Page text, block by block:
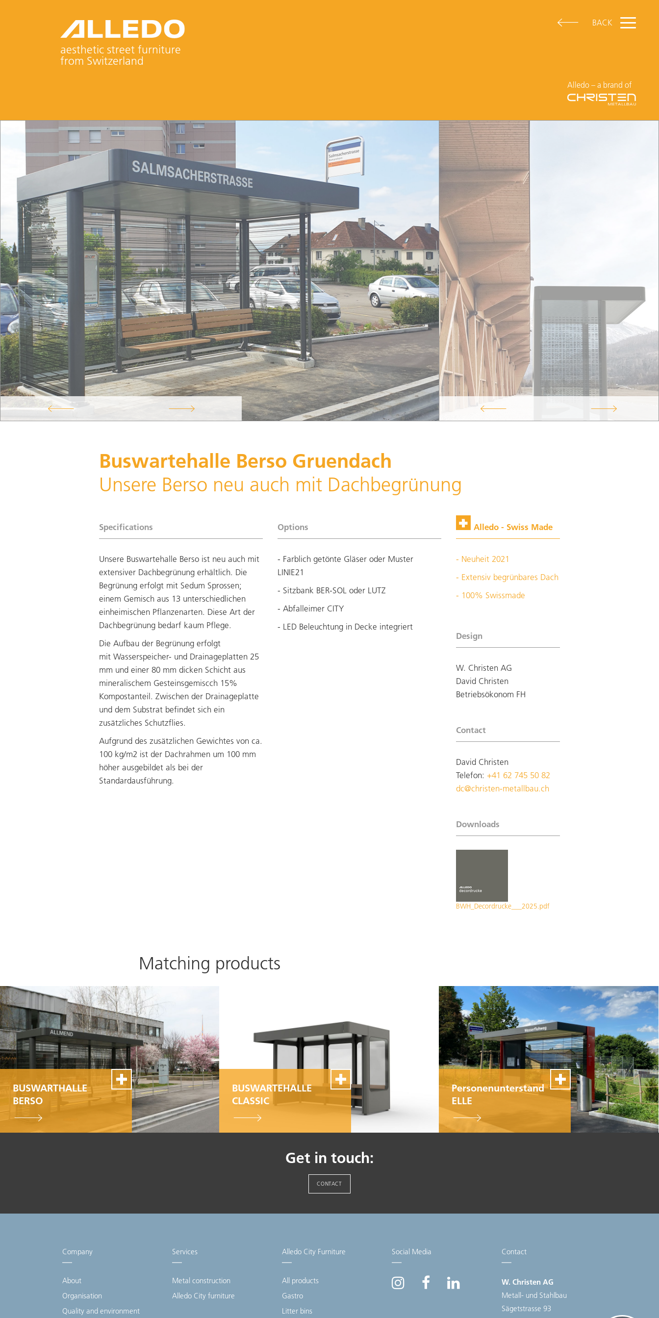
BACK
aesthetic street furniture
from Switzerland
Alledo – a brand of
Buswartehalle Berso Gruendach
Unsere Berso neu auch mit Dachbegrünung
Specifications
Unsere Buswartehalle Berso ist neu auch mit
extensiver Dachbegrünung erhältlich. Die
Begrünung erfolgt mit Sedum Sprossen;
einem Gemisch aus 13 unterschiedlichen
einheimischen Pflanzenarten. Diese Art der
Dachbegrünung bedarf kaum Pflege.
Die Aufbau der Begrünung erfolgt
mit Wasserspeicher- und Drainageplatten 25
mm und einer 80 mm dicken Schicht aus
mineralischem Gesteinsgemiscch 15%
Kompostanteil. Zwischen der Drainageplatte
und dem Substrat befindet sich ein
zusätzliches Schutzflies.
Aufgrund des zusätzlichen Gewichtes von ca.
100 kg/m2 ist der Dachrahmen um 100 mm
höher ausgebildet als bei der
Standardausführung.
Options
- Farblich getönte Gläser oder Muster
LINIE21
- Sitzbank BER-SOL oder LUTZ
- Abfalleimer CITY
- LED Beleuchtung in Decke integriert
Alledo - Swiss Made
- Neuheit 2021
- Extensiv begrünbares Dach
- 100% Swissmade
Design
W. Christen AG
David Christen
Betriebsökonom FH
Contact
David Christen
Telefon: +41 62 745 50 82
dc@christen-metallbau.ch
Downloads
BWH_Decordrucke___2025.pdf
Matching products
BUSWARTHALLE
BERSO
100% Swiss Made
Individualisierbar
BUSWARTEHALLE
CLASSIC
100% Swiss Made
Individualisierbar
Reparaturservice
Personenunterstand
ELLE
100% Swiss Made
Individualisierbar
Get in touch:
CONTACT
Company
About
Organisation
Quality and environment
Services
Metal construction
Alledo City furniture
Alledo City Furniture
All products
Gastro
Litter bins
Social Media Contact
W. Christen AG
Metall- und Stahlbau
Sägetstrasse 93